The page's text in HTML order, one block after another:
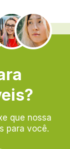
que nossa
para você.